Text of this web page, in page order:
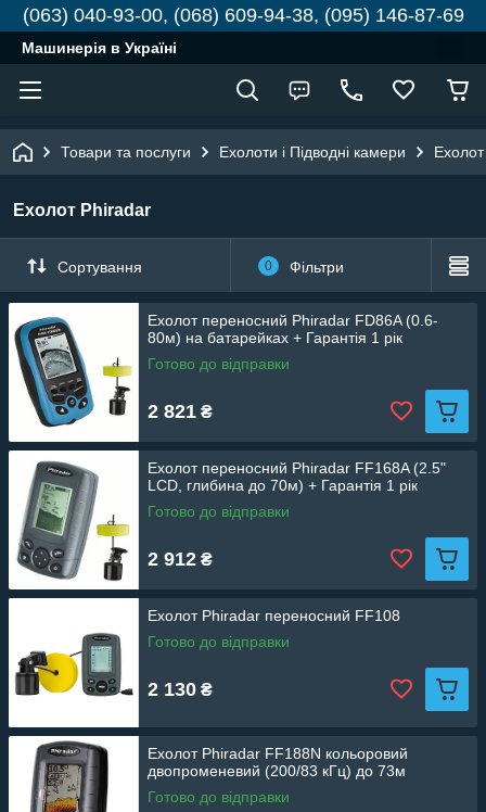
(063) 040-93-00, (068) 609-94-38, (095) 146-87-69
Машинерія в Україні
Товари та послуги Ехолоти і Підводні камери
Ехолот Phiradar
Сортування 0 Фільтри
Ехолот переносний Phiradar FD86A (0.6-
80м) на батарейках + Гарантія 1 рік
Готово до відправки
2 821 ₴
Ехолот переносний Phiradar FF168A (2.5"
LCD, глибина до 70м) + Гарантія 1 рік
Готово до відправки
2 912 ₴
Ехолот Phiradar переносний FF108
Готово до відправки
2 130 ₴
Ехолот Phiradar FF188N кольоровий
двопроменевий (200/83 кГц) до 73м
Готово до відправки